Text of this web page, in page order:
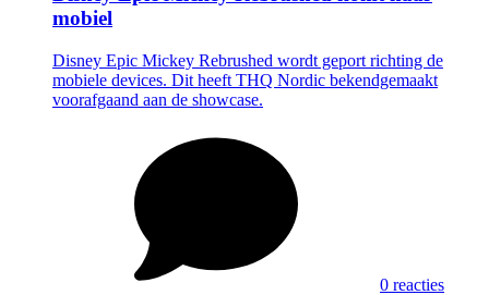
mobiel
Disney Epic Mickey Rebrushed wordt geport richting de
mobiele devices. Dit heeft THQ Nordic bekendgemaakt
voorafgaand aan de showcase.
0 reacties